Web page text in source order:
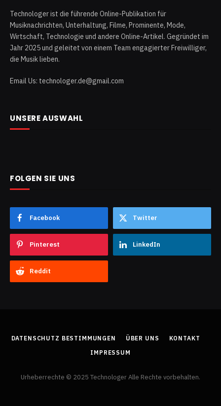
Technologer ist die führende Online-Publikation für
Musiknachrichten, Unterhaltung, Filme, Prominente, Mode,
Wirtschaft, Technologie und andere Online-Artikel. Gegründet im
Jahr 2025 und geleitet von einem Team engagierter Freiwilliger,
die Musik lieben.
Email Us: technologer.de@gmail.com
UNSERE AUSWAHL
FOLGEN SIE UNS
Facebook Twitter
Pinterest LinkedIn
Reddit
DATENSCHUTZ BESTIMMUNGEN ÜBER UNS
KONTAKT
IMPRESSUM
Urheberrechte © 2025 Technologer Alle Rechte vorbehalten.